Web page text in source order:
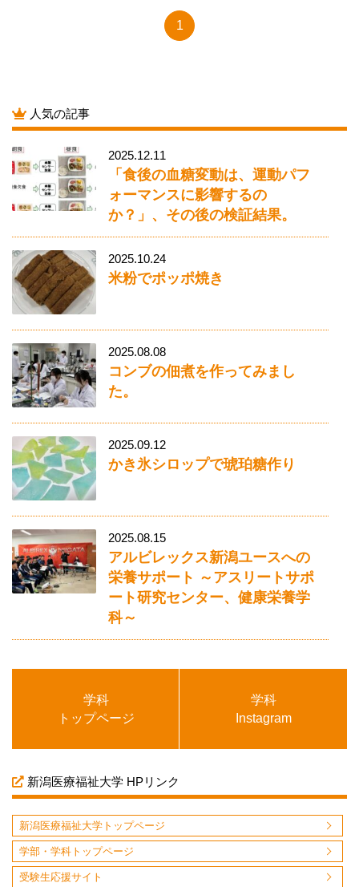
1
人気の記事
2025.12.11
「食後の血糖変動は、運動パフ
ォーマンスに影響するの
か？」、その後の検証結果。
2025.10.24
米粉でポッポ焼き
2025.08.08
コンブの佃煮を作ってみまし
た。
2025.09.12
かき氷シロップで琥珀糖作り
2025.08.15
アルビレックス新潟ユースへの
栄養サポート ～アスリートサポ
ート研究センター、健康栄養学
科～
学科
トップページ
学科
Instagram
新潟医療福祉大学 HPリンク
新潟医療福祉大学トップページ
学部・学科トップページ
受験生応援サイト